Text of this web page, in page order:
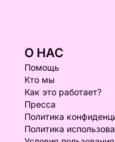
О НАС
Помощь
Кто мы
Как это работает?
Пресса
Политика
Политика